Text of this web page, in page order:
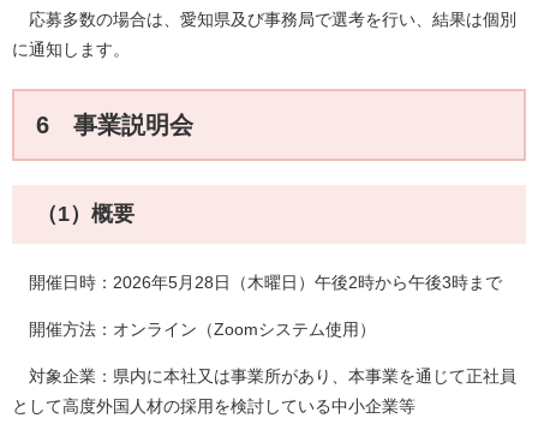
応募多数の場合は、愛知県及び事務局で選考を行い、結果は個別
に通知します。
6 事業説明会
（1）概要
開催日時：2026年5月28日（木曜日）午後2時から午後3時まで
開催方法：オンライン（Zoomシステム使用）
対象企業：県内に本社又は事業所があり、本事業を通じて正社員
として高度外国人材の採用を検討している中小企業等